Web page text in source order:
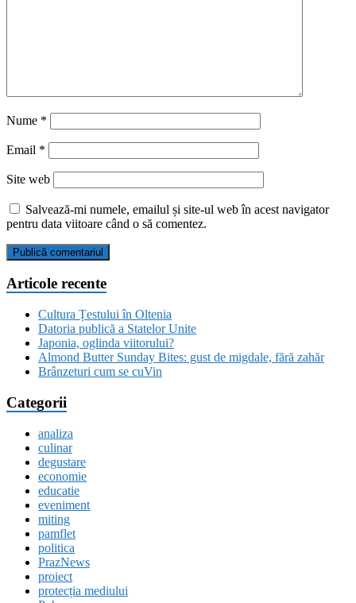
Nume *
Email *
Site web
Salvează-mi numele, emailul și site-ul web în acest navigator
pentru data viitoare când o să comentez.
Articole recente
Cultura Țestului în Oltenia
Datoria publică a Statelor Unite
Japonia, oglinda viitorului?
Almond Butter Sunday Bites: gust de migdale, fără zahăr
Brânzeturi cum se cuVin
Categorii
analiza
culinar
degustare
economie
educatie
eveniment
miting
pamflet
politica
PrazNews
proiect
protecția mediului